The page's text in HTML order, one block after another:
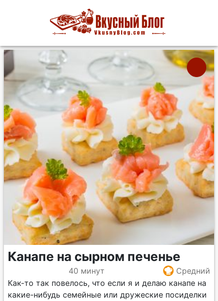
Канапе на сырном печенье
40 минут
Средний
Как-то так повелось, что если я и делаю канапе на
какие-нибудь семейные или дружеские посиделки